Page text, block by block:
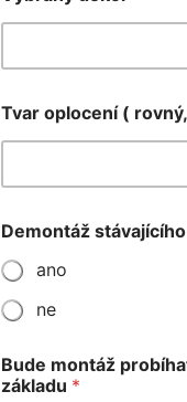
Tvar oplocení (
Demontáž
ano
ne
Bude montáž
základu *